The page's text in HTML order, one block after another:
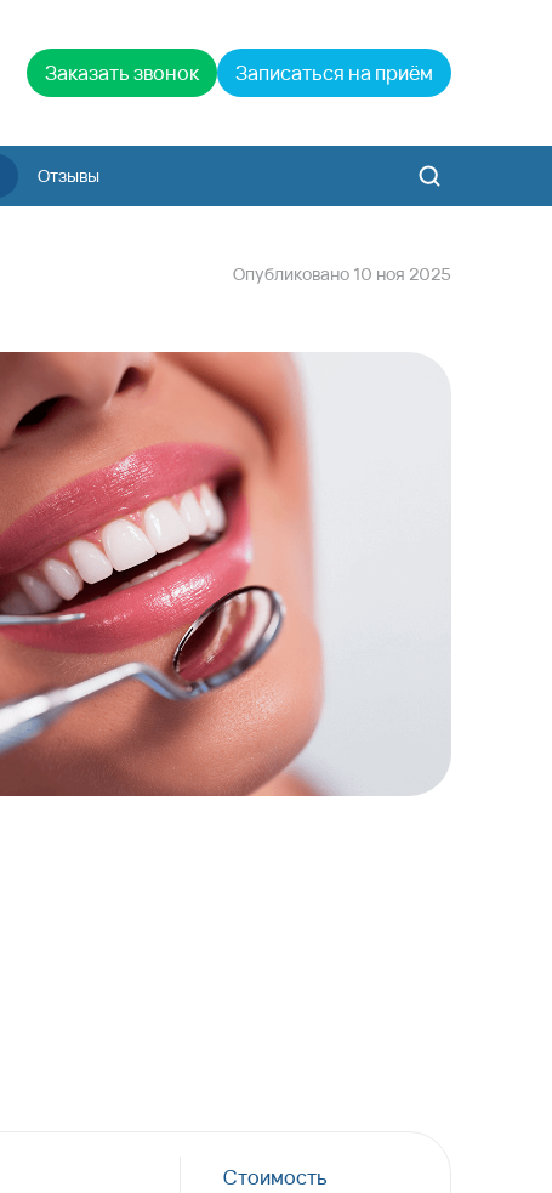
Заказать звонок Записаться на приём
Отзывы
Опубликовано 10 ноя 2025
Стоимость